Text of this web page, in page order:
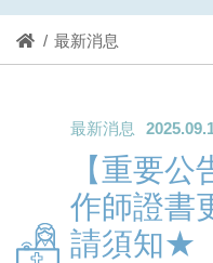
最新消息
最新消息
【重要
作師證書
請須知★